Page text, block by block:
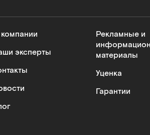
эксперты
Рекламные и
материалы
Уценка
Гарантии